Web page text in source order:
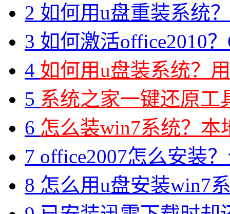
2 如何用u盘重装系统
3 如何激活office2010
4 如何用u盘装系统？
5 系统之家一键还原工
6 怎么装win7系统？本
7 office2007怎么安装
8 怎么用u盘安装win7